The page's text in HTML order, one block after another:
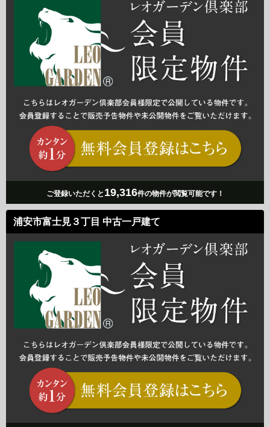
ご登録いただくと 19,316件の物件が閲覧可能です！
浦安市富士見３丁目 中古一戸建て